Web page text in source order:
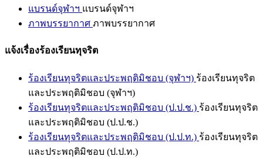
แบรนด์จุฬาฯ แบรนด์จุฬาฯ
ภาพบรรยากาศ ภาพบรรยากาศ
แจ้งเรื่องร้องเรียนทุจริต
ร้องเรียนทุจริตและประพฤติมิชอบ (จุฬาฯ) ร้องเรียนทุจริต
และประพฤติมิชอบ (จุฬาฯ)
ร้องเรียนทุจริตและประพฤติมิชอบ (ป.ป.ช.) ร้องเรียนทุจริต
และประพฤติมิชอบ (ป.ป.ช.)
ร้องเรียนทุจริตและประพฤติมิชอบ (ป.ป.ท.) ร้องเรียนทุจริต
และประพฤติมิชอบ (ป.ป.ท.)